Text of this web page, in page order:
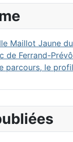
Maillot Jaune
de Ferrand-
parcours, le